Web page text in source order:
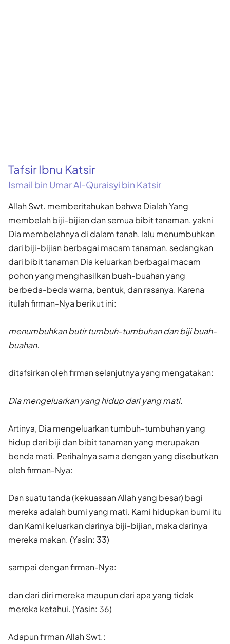
Tafsir Ibnu Katsir
Ismail bin Umar Al-Quraisyi bin Katsir
Allah Swt. memberitahukan bahwa Dialah Yang
membelah biji-bijian dan semua bibit tanaman, yakni
Dia membelahnya di dalam tanah, lalu menumbuhkan
dari biji-bijian berbagai macam tanaman, sedangkan
dari bibit tanaman Dia keluarkan berbagai macam
pohon yang menghasilkan buah-buahan yang
berbeda-beda warna, bentuk, dan rasanya. Karena
itulah firman-Nya berikut ini:
menumbuhkan butir tumbuh-tumbuhan dan biji buah-
buahan.
ditafsirkan oleh firman selanjutnya yang mengatakan:
Dia mengeluarkan yang hidup dari yang mati.
Artinya, Dia mengeluarkan tumbuh-tumbuhan yang
hidup dari biji dan bibit tanaman yang merupakan
benda mati. Perihalnya sama dengan yang disebutkan
oleh firman-Nya:
Dan suatu tanda (kekuasaan Allah yang besar) bagi
mereka adalah bumi yang mati. Kami hidupkan bumi itu
dan Kami keluarkan darinya biji-bijian, maka darinya
mereka makan. (Yasin: 33)
sampai dengan firman-Nya:
dan dari diri mereka maupun dari apa yang tidak
mereka ketahui. (Yasin: 36)
Adapun firman Allah Swt.: